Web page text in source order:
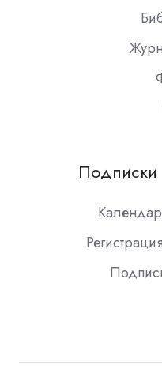
Подписки